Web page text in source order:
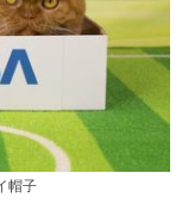
帽子